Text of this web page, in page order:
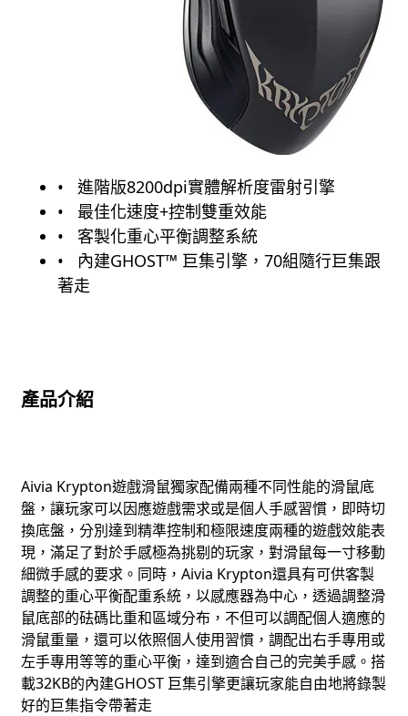
進階版8200dpi實體解析度雷射引擎
最佳化速度+控制雙重效能
客製化重心平衡調整系統
內建GHOST™ 巨集引擎，70組隨行巨集跟
著走
產品介紹
Aivia Krypton遊戲滑鼠獨家配備兩種不同性能的滑鼠底
盤，讓玩家可以因應遊戲需求或是個人手感習慣，即時切
換底盤，分別達到精準控制和極限速度兩種的遊戲效能表
現，滿足了對於手感極為挑剔的玩家，對滑鼠每一寸移動
細微手感的要求。同時，Aivia Krypton還具有可供客製
調整的重心平衡配重系統，以感應器為中心，透過調整滑
鼠底部的砝碼比重和區域分布，不但可以調配個人適應的
滑鼠重量，還可以依照個人使用習慣，調配出右手專用或
左手專用等等的重心平衡，達到適合自己的完美手感。搭
載32KB的內建GHOST 巨集引擎更讓玩家能自由地將錄製
好的巨集指令帶著走